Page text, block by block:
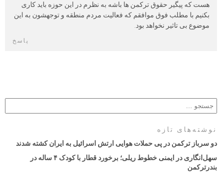
هست که پیگیر حقوق ترکمن ها باشه به نظرم در این حوزه باید کاری
بکنیم با مطلب فوق موافقم که فعالیت مردم منطقه و توجهشون به این
موضوع بی تاثیر نخواهد بود.
پاسخ
نوشته‌های تازه
دو سرباز ترکمن در پی حملات هوایی ارتش اسرائیل به ایران کشته شدند
سهل‌انگاری در ایمنی خطوط ریلی؛ برخورد قطار با کودک ۴ ساله در
بندرترکمن